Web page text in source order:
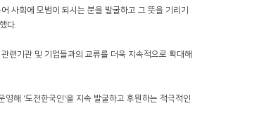
사회에 모범이 되시는 분을 발굴하고 그 뜻을 기리기
다.
련기관 및 기업들과의 교류를 더욱 지속적으로 확대해
해 '도전한국인'을 지속 발굴하고 후원하는 적극적인